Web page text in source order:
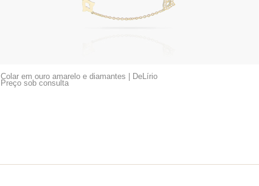
Colar em ouro amarelo e diamantes | DeLírio
Preço sob consulta